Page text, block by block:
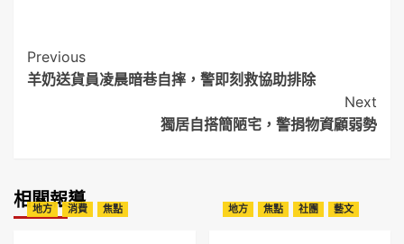
Post
Navigation
Previous
羊奶送貨員凌晨暗巷自摔，警即刻救協助排除
Next
獨居自搭簡陋宅，警捐物資顧弱勢
相關報導
地方 消費 焦點 地方 焦點 社團 藝文